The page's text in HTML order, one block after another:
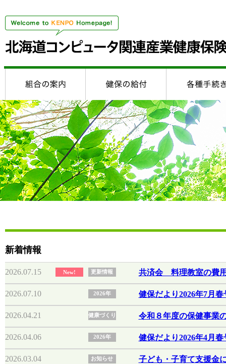
新着情報
2026.07.15 New! 更新情報 共済会 料理教室の費
2026.07.10 2026年 健保だより2026年7月春
2026.04.21 健康づくり 令和８年度の保健事業
2026.04.06 2026年 健保だより2026年4月春
2026.03.04 お知らせ 子ども・子育て支援金